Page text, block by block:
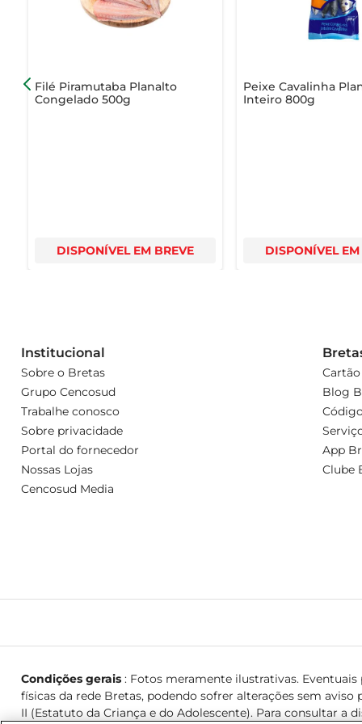
Filé Piramutaba Planalto
Congelado 500g
DISPONÍVEL EM BREVE
Peixe Cavalinha
Inteiro 800g
DISPONÍVEL EM
Institucional
Sobre o Bretas
Grupo Cencosud
Trabalhe conosco
Sobre privacidade
Portal do fornecedor
Nossas Lojas
Cencosud Media
Blog
App
Clube
Condições gerais: Fotos meramente ilustrativas. Eventuais
físicas da rede Bretas, podendo sofrer alterações sem aviso
II (Estatuto da Criança e do Adolescente). Para consultar a